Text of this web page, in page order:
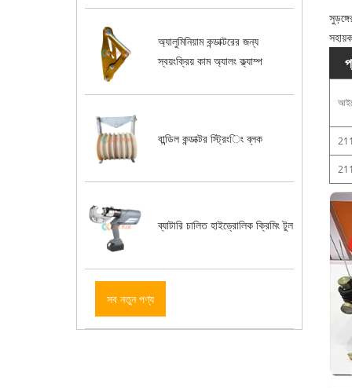
অ্যালুমিনিয়াম কন্ডাক্টরের জন্য
স্বয়ংক্রিয় কাম অ্যালং ক্ল্যাম্প
বান্ডিল কন্ডাক্টর স্ট্রিংিং ব্লক
ব্যাটারি চালিত হাইড্রোলিক ক্রিমিং টুল
সব নতুন পণ্য